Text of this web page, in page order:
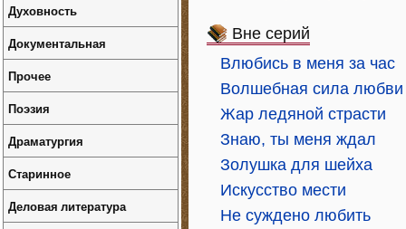
Вне серий
Влюбись в меня за час
Волшебная сила любви
Жар ледяной страсти
Знаю, ты меня ждал
Золушка для шейха
Искусство мести
Не суждено любить
Духовность
Документальная
Прочее
Поэзия
Драматургия
Старинное
Деловая литература